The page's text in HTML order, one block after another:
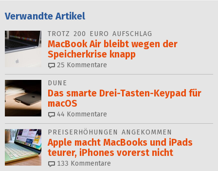
Verwandte Artikel
TROTZ 200 EURO AUFSCHLAG
MacBook Air bleibt wegen der
Speicherkrise knapp
25 Kommentare
DUNE
Das smarte Drei-Tasten-Keypad für
macOS
44 Kommentare
PREISERHÖHUNGEN ANGEKOMMEN
Apple macht MacBooks und iPads
teurer, iPhones vorerst nicht
133 Kommentare